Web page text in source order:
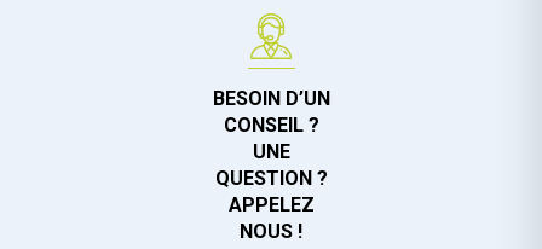
BESOIN D’UN
CONSEIL ?
UNE
QUESTION ?
APPELEZ
NOUS !